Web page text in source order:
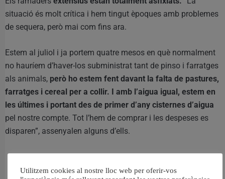
situació és molt crítica i hem tingut èpoques amb problemes
de sequera, però mai com fins ara.
Estem al juliol i ja portem quatre mesos en què normalment
no hauríem d’haver-los subministrat tant de pinso i farratges
als animals, però ho estem fent davant la falta de pastures,
farratges i cereal per a collir. I amb l’aigua igual, estem en
les últimes i portant des de primer d’any cisternes d’aigua
pel nostre compte. Tot l’hem de comprar i les despeses es
disparen”, assenyalen alguns d’ells.
Utilitzem cookies al nostre lloc web per oferir-vos